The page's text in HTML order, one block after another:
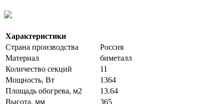
Характеристики
Страна производства
Россия
Материал
биметалл
Количество секций
11
Мощность, Вт
1364
Площадь обогрева, м2
13.64
Высота, мм
365